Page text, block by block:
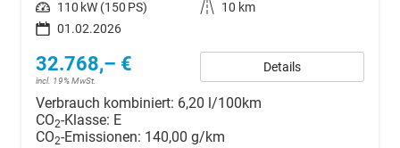
Leistung 110 kW (150 PS) Kilometerstand
10 km
01.02.2026
32.768,– €
incl. 19% MwSt.
Details
Verbrauch kombiniert: 6,20 l/100km
CO2-Klasse: E
CO2-Emissionen: 140,00 g/km